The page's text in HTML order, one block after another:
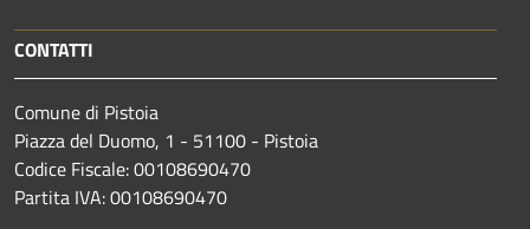
CONTATTI
Comune di Pistoia
Piazza del Duomo, 1 - 51100 - Pistoia
Codice Fiscale: 00108690470
Partita IVA: 00108690470